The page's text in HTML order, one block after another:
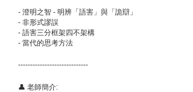
- 澄明之智 - 明辨「語害」與「詭辯」
- 非形式謬誤
- 語害三分框架四不架構
- 當代的思考方法
-----------------------------
👤 老師簡介: